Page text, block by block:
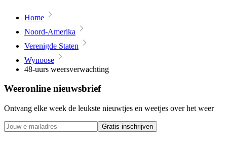
Home
Noord-Amerika
Verenigde Staten
Wynoose
48-uurs weersverwachting
Weeronline nieuwsbrief
Ontvang elke week de leukste nieuwtjes en weetjes over het weer
Gratis inschrijven